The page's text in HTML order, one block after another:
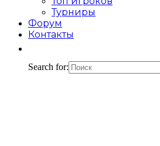
Турниры
Форум
Контакты
Search for: